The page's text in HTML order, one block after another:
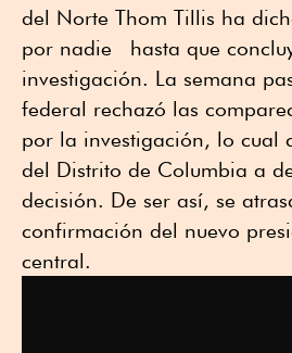
del Norte Thom Tillis ha
por nadie hasta que
investigación. La semana
federal rechazó las
por la investigación, lo
del Distrito de Columbia a
decisión. De ser así, se
confirmación del nuevo
central.